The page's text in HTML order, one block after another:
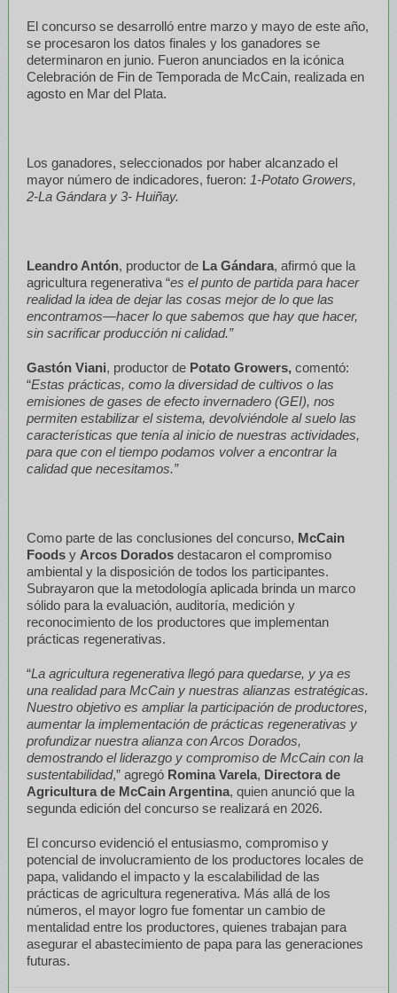
El concurso se desarrolló entre marzo y mayo de este año,
se procesaron los datos finales y los ganadores se
determinaron en junio. Fueron anunciados en la icónica
Celebración de Fin de Temporada de McCain, realizada en
agosto en Mar del Plata.
Los ganadores, seleccionados por haber alcanzado el
mayor número de indicadores, fueron: 1-Potato Growers,
2-La Gándara y 3- Huiñay.
Leandro Antón, productor de La Gándara, afirmó que la
agricultura regenerativa “es el punto de partida para hacer
realidad la idea de dejar las cosas mejor de lo que las
encontramos—hacer lo que sabemos que hay que hacer,
sin sacrificar producción ni calidad.”
Gastón Viani, productor de Potato Growers,comentó:
“Estas prácticas, como la diversidad de cultivos o las
emisiones de gases de efecto invernadero (GEI), nos
permiten estabilizar el sistema, devolviéndole al suelo las
características que tenía al inicio de nuestras actividades,
para que con el tiempo podamos volver a encontrar la
calidad que necesitamos.”
Como parte de las conclusiones del concurso, McCain
Foodsy Arcos Doradosdestacaron el compromiso
ambiental y la disposición de todos los participantes.
Subrayaron que la metodología aplicada brinda un marco
sólido para la evaluación, auditoría, medición y
reconocimiento de los productores que implementan
prácticas regenerativas.
“La agricultura regenerativa llegó para quedarse, y ya es
una realidad para McCain y nuestras alianzas estratégicas.
Nuestro objetivo es ampliar la participación de productores,
aumentar la implementación de prácticas regenerativas y
profundizar nuestra alianza con Arcos Dorados,
demostrando el liderazgo y compromiso de McCain con la
sustentabilidad,” agregó Romina Varela, Directora de
Agricultura de McCain Argentina, quien anunció que la
segunda edición del concurso se realizará en 2026.
El concurso evidenció el entusiasmo, compromiso y
potencial de involucramiento de los productores locales de
papa, validando el impacto y la escalabilidad de las
prácticas de agricultura regenerativa. Más allá de los
números, el mayor logro fue fomentar un cambio de
mentalidad entre los productores, quienes trabajan para
asegurar el abastecimiento de papa para las generaciones
futuras.